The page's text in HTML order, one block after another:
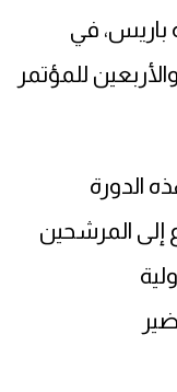
باريس، في
للمؤتمر
الدورة
إلى المرشحين